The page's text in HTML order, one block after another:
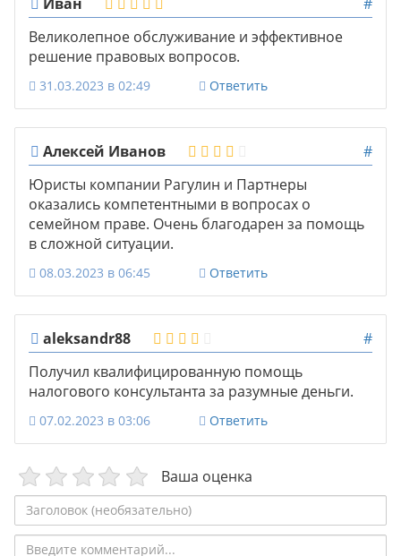
Великолепное обслуживание и эффективное
решение правовых вопросов.
31.03.2023 в 02:49 Ответить
Алексей Иванов
#
Юристы компании Рагулин и Партнеры
оказались компетентными в вопросах о
семейном праве. Очень благодарен за помощь
в сложной ситуации.
08.03.2023 в 06:45 Ответить
aleksandr88
#
Получил квалифицированную помощь
налогового консультанта за разумные деньги.
07.02.2023 в 03:06 Ответить
Ваша оценка